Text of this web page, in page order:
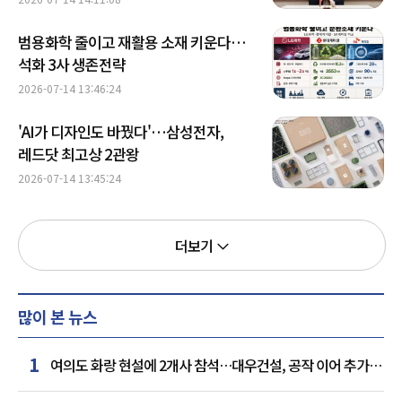
범용화학 줄이고 재활용 소재 키운다…
석화 3사 생존전략
2026-07-14 13:46:24
'AI가 디자인도 바꿨다'…삼성전자,
레드닷 최고상 2관왕
2026-07-14 13:45:24
더보기
많이 본 뉴스
1 여의도 화랑 현설에 2개사 참석…대우건설, 공작 이어 추가
거점 확보하나